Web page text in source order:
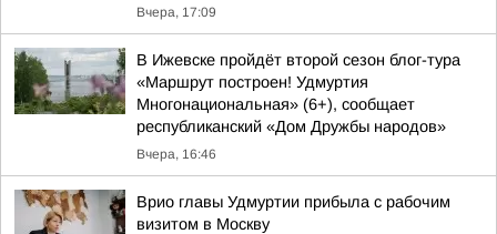
Вчера, 17:09
В Ижевске пройдёт второй сезон блог-тура
«Маршрут построен! Удмуртия
Многонациональная» (6+), сообщает
республиканский «Дом Дружбы народов»
Вчера, 16:46
Врио главы Удмуртии прибыла с рабочим
визитом в Москву